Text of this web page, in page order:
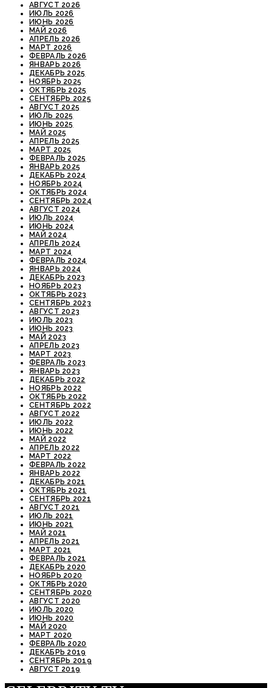
АВГУСТ 2026
ИЮЛЬ 2026
ИЮНЬ 2026
МАЙ 2026
АПРЕЛЬ 2026
МАРТ 2026
ФЕВРАЛЬ 2026
ЯНВАРЬ 2026
ДЕКАБРЬ 2025
НОЯБРЬ 2025
ОКТЯБРЬ 2025
СЕНТЯБРЬ 2025
АВГУСТ 2025
ИЮЛЬ 2025
ИЮНЬ 2025
МАЙ 2025
АПРЕЛЬ 2025
МАРТ 2025
ФЕВРАЛЬ 2025
ЯНВАРЬ 2025
ДЕКАБРЬ 2024
НОЯБРЬ 2024
ОКТЯБРЬ 2024
СЕНТЯБРЬ 2024
АВГУСТ 2024
ИЮЛЬ 2024
ИЮНЬ 2024
МАЙ 2024
АПРЕЛЬ 2024
МАРТ 2024
ФЕВРАЛЬ 2024
ЯНВАРЬ 2024
ДЕКАБРЬ 2023
НОЯБРЬ 2023
ОКТЯБРЬ 2023
СЕНТЯБРЬ 2023
АВГУСТ 2023
ИЮЛЬ 2023
ИЮНЬ 2023
МАЙ 2023
АПРЕЛЬ 2023
МАРТ 2023
ФЕВРАЛЬ 2023
ЯНВАРЬ 2023
ДЕКАБРЬ 2022
НОЯБРЬ 2022
ОКТЯБРЬ 2022
СЕНТЯБРЬ 2022
АВГУСТ 2022
ИЮЛЬ 2022
ИЮНЬ 2022
МАЙ 2022
АПРЕЛЬ 2022
МАРТ 2022
ФЕВРАЛЬ 2022
ЯНВАРЬ 2022
ДЕКАБРЬ 2021
ОКТЯБРЬ 2021
СЕНТЯБРЬ 2021
АВГУСТ 2021
ИЮЛЬ 2021
ИЮНЬ 2021
МАЙ 2021
АПРЕЛЬ 2021
МАРТ 2021
ФЕВРАЛЬ 2021
ДЕКАБРЬ 2020
НОЯБРЬ 2020
ОКТЯБРЬ 2020
СЕНТЯБРЬ 2020
АВГУСТ 2020
ИЮЛЬ 2020
ИЮНЬ 2020
МАЙ 2020
МАРТ 2020
ФЕВРАЛЬ 2020
ДЕКАБРЬ 2019
СЕНТЯБРЬ 2019
АВГУСТ 2019